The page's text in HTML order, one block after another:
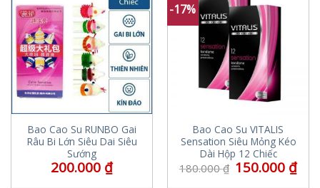
Bao Cao Su RUNBO Gai
Râu Bi Lớn Siêu Dai Siêu
Sướng
200.000 ₫
-17%
Bao Cao Su VITALIS
Sensation Siêu Mỏng Kéo
Dài Hộp 12 Chiếc
180.000₫ 150.000 ₫